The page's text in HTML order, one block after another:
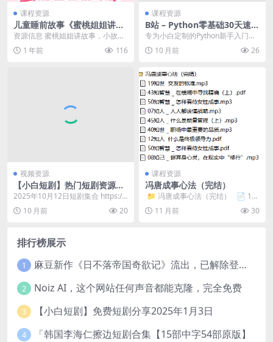
课程资源
儿童睡前故事《蜜桃姐姐讲故
事》
资源信息 蜜桃姐姐讲故事，小故事
里大智慧。 美好的童年，是从一个
个优美动听的好故...
1 年前 116
课程资源
B站 – Python零基础30天速通
（小白定制版）
专为小白定制的Python新手入门课
程，30节实战精讲，内容包含Pyth
on办公...
10 月前 26
视频资源
【小白短剧】热门短剧资源分
享2025年10月12日
2025年10月12日短剧集合 https://
pan.quark.cn/s/3...
10 月前 20
课程资源
冯唐成事心法（完结）
​ 📁 冯唐成事心法（完结） 📄 19
知世 交友的标准...
11 月前 30
排行榜展示
1 麻豆新作《日不落帝国奇欲记》流出，已解除登录验证！
2 Noiz AI，这个网站任何声音都能克隆，完全免费
3 【小白短剧】免费短剧分享2025年1月3日
4 「韩国李海仁擦边短剧合集【15部中字54部原版】